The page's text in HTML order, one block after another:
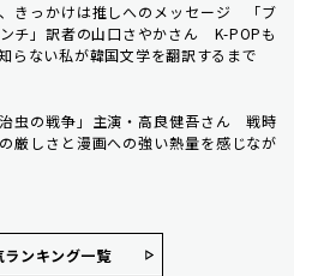
きっかけは推しへのメッセージ 「ブ
チ」訳者の山口さやかさん K-POPも
らない私が韓国文学を翻訳するまで
虫の戦争」主演・高良健吾さん 戦時
厳しさと漫画への強い熱量を感じなが
ランキング⼀覧